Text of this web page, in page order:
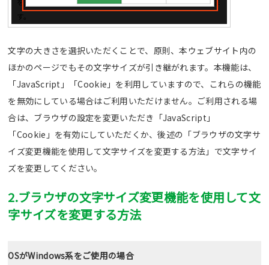
文字の大きさを選択いただくことで、原則、本ウェブサイト内の
ほかのページでもその文字サイズが引き継がれます。本機能は、
「JavaScript」「Cookie」を利用していますので、これらの機能
を無効にしている場合はご利用いただけません。ご利用される場
合は、ブラウザの設定を変更いただき「JavaScript」
「Cookie」を有効にしていただくか、後述の「ブラウザの文字サ
イズ変更機能を使用して文字サイズを変更する方法」で文字サイ
ズを変更してください。
2.ブラウザの文字サイズ変更機能を使用して文
字サイズを変更する方法
OSがWindows系をご使用の場合